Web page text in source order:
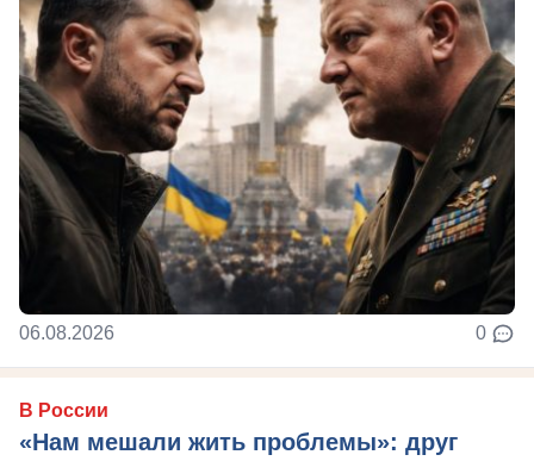
06.08.2026 0
В России
«Нам мешали жить проблемы»: друг